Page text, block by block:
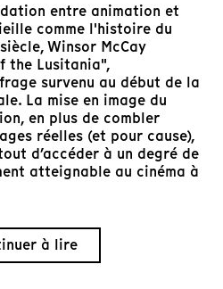
entre animation et
comme l'histoire du
Winsor McCay
the Lusitania",
survenu au début de la
La mise en image du
en plus de combler
réelles (et pour cause),
d’accéder à un degré de
atteignable au cinéma à
à lire